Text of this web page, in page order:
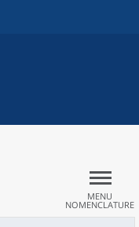
MENU
NOMENCLATURE